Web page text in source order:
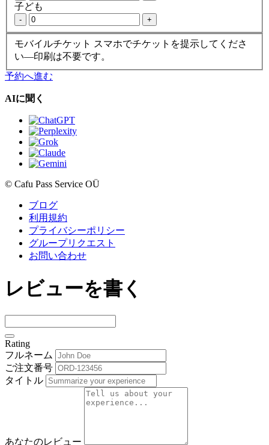
子ども
- +
モバイルチケット スマホでチケットを提示してくださ
い—印刷は不要です。
予約へ進む
AIに聞く
© Cafu Pass Service OÜ
ブログ
利用規約
プライバシーポリシー
グループリクエスト
お問い合わせ
レビューを書く
Rating
フルネーム
ご注文番号
タイトル
あなたのレビュー